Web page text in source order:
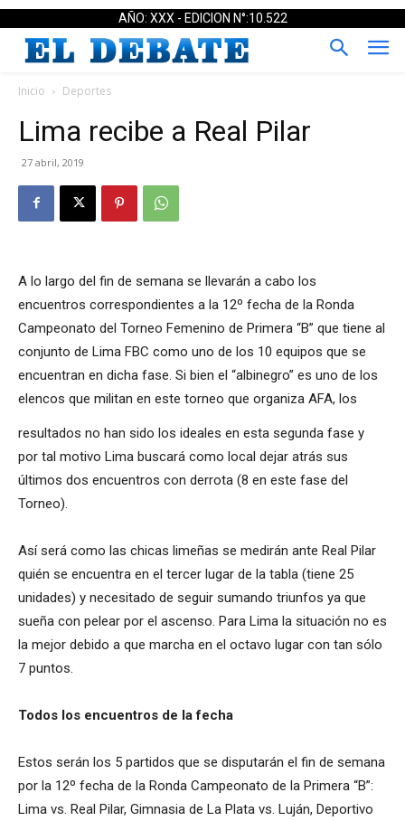
AÑO: XXX - EDICION N°:10.522
Inicio Deportes
Lima recibe a Real Pilar
27 abril, 2019
A lo largo del fin de semana se llevarán a cabo los
encuentros correspondientes a la 12º fecha de la Ronda
Campeonato del Torneo Femenino de Primera “B” que tiene al
conjunto de Lima FBC como uno de los 10 equipos que se
encuentran en dicha fase. Si bien el “albinegro” es uno de los
elencos que militan en este torneo que organiza AFA, los
resultados no han sido los ideales en esta segunda fase y
por tal motivo Lima buscará como local dejar atrás sus
últimos dos encuentros con derrota (8 en este fase del
Torneo).
Así será como las chicas limeñas se medirán ante Real Pilar
quién se encuentra en el tercer lugar de la tabla (tiene 25
unidades) y necesitado de seguir sumando triunfos ya que
sueña con pelear por el ascenso. Para Lima la situación no es
la mejor debido a que marcha en el octavo lugar con tan sólo
7 puntos.
Todos los encuentros de la fecha
Estos serán los 5 partidos que se disputarán el fin de semana
por la 12º fecha de la Ronda Campeonato de la Primera “B”:
Lima vs. Real Pilar, Gimnasia de La Plata vs. Luján, Deportivo